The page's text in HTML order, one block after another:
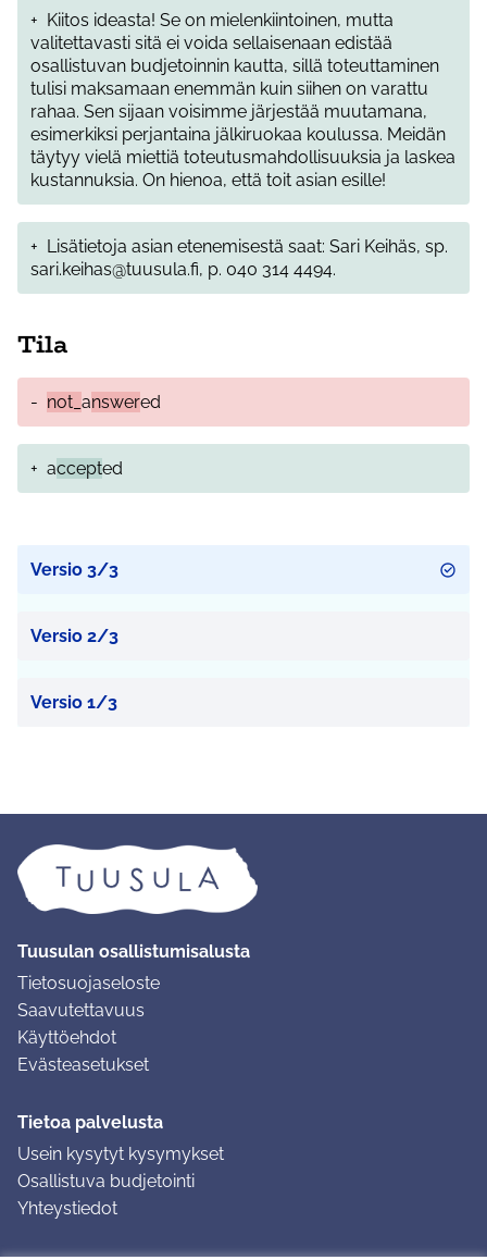
+ Kiitos ideasta! Se on mielenkiintoinen, mutta
valitettavasti sitä ei voida sellaisenaan edistää
osallistuvan budjetoinnin kautta, sillä toteuttaminen
tulisi maksamaan enemmän kuin siihen on varattu
rahaa. Sen sijaan voisimme järjestää muutamana,
esimerkiksi perjantaina jälkiruokaa koulussa. Meidän
täytyy vielä miettiä toteutusmahdollisuuksia ja laskea
kustannuksia. On hienoa, että toit asian esille!
+ Lisätietoja asian etenemisestä saat: Sari Keihäs, sp.
sari.keihas@tuusula.fi, p. 040 314 4494.
Tila
- not_ answered
+ accepted
Versio 3/3
Versio 2/3
Versio 1/3
Tuusulan osallistumisalusta
Tietosuojaseloste
Saavutettavuus
Käyttöehdot
Evästeasetukset
Tietoa palvelusta
Usein kysytyt kysymykset
Osallistuva budjetointi
Yhteystiedot